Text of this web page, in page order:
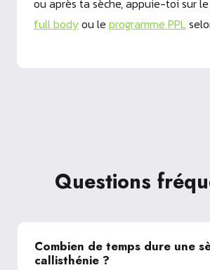
ou après ta sèche, appuie-toi sur le
full bodyou le programme PPL
Questions
Combien de temps dure une
callisthénie ?